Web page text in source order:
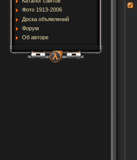
Фото 1913-2006
Доска объявлений
Форум
Об авторе